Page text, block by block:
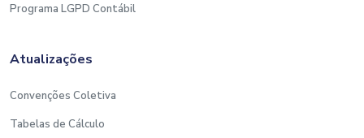
Programa LGPD Contábil
Atualizações
Convenções Coletiva
Tabelas de Cálculo